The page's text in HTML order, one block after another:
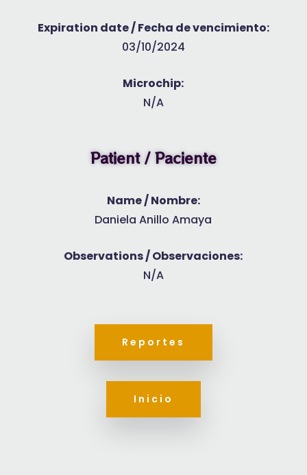
Expiration date / Fecha de vencimiento:
03/10/2024
Microchip:
N/A
Patient / Paciente
Name / Nombre:
Daniela Anillo Amaya
Observations / Observaciones:
N/A
Reportes
Inicio